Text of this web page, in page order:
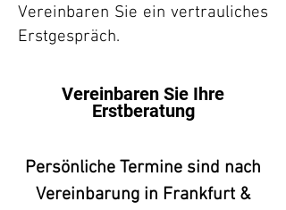
Vereinbaren Sie ein vertrauliches
Erstgespräch.
Vereinbaren Sie Ihre
Erstberatung
Persönliche Termine sind nach
Vereinbarung in Frankfurt &